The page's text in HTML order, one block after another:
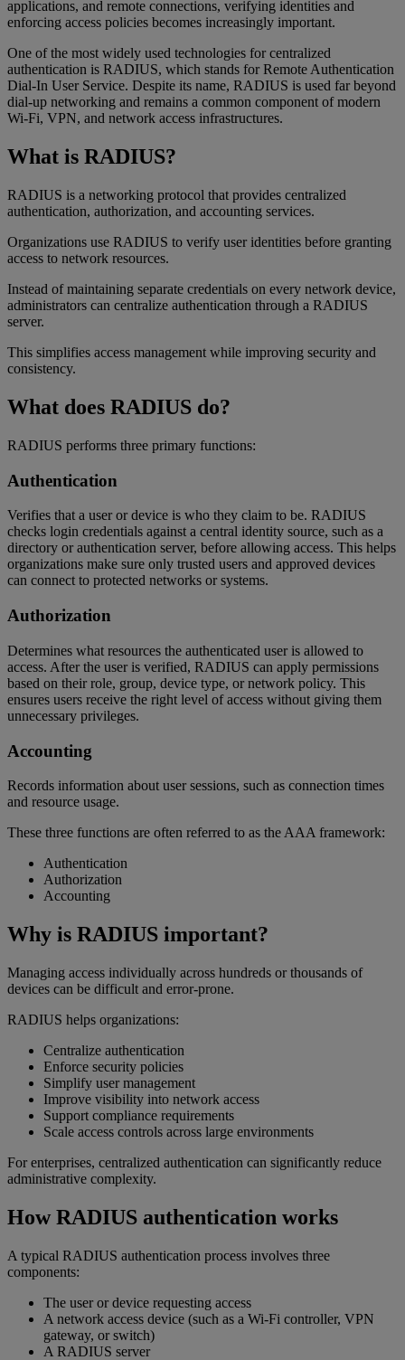
applications, and remote connections, verifying identities and
enforcing access policies becomes increasingly important.
One of the most widely used technologies for centralized
authentication is RADIUS, which stands for Remote Authentication
Dial-In User Service. Despite its name, RADIUS is used far beyond
dial-up networking and remains a common component of modern
Wi-Fi, VPN, and network access infrastructures.
What is RADIUS?
RADIUS is a networking protocol that provides centralized
authentication, authorization, and accounting services.
Organizations use RADIUS to verify user identities before granting
access to network resources.
Instead of maintaining separate credentials on every network device,
administrators can centralize authentication through a RADIUS
server.
This simplifies access management while improving security and
consistency.
What does RADIUS do?
RADIUS performs three primary functions:
Authentication
Verifies that a user or device is who they claim to be. RADIUS
checks login credentials against a central identity source, such as a
directory or authentication server, before allowing access. This helps
organizations make sure only trusted users and approved devices
can connect to protected networks or systems.
Authorization
Determines what resources the authenticated user is allowed to
access. After the user is verified, RADIUS can apply permissions
based on their role, group, device type, or network policy. This
ensures users receive the right level of access without giving them
unnecessary privileges.
Accounting
Records information about user sessions, such as connection times
and resource usage.
These three functions are often referred to as the AAA framework:
Authentication
Authorization
Accounting
Why is RADIUS important?
Managing access individually across hundreds or thousands of
devices can be difficult and error-prone.
RADIUS helps organizations:
Centralize authentication
Enforce security policies
Simplify user management
Improve visibility into network access
Support compliance requirements
Scale access controls across large environments
For enterprises, centralized authentication can significantly reduce
administrative complexity.
How RADIUS authentication works
A typical RADIUS authentication process involves three
components:
The user or device requesting access
A network access device (such as a Wi-Fi controller, VPN
gateway, or switch)
A RADIUS server